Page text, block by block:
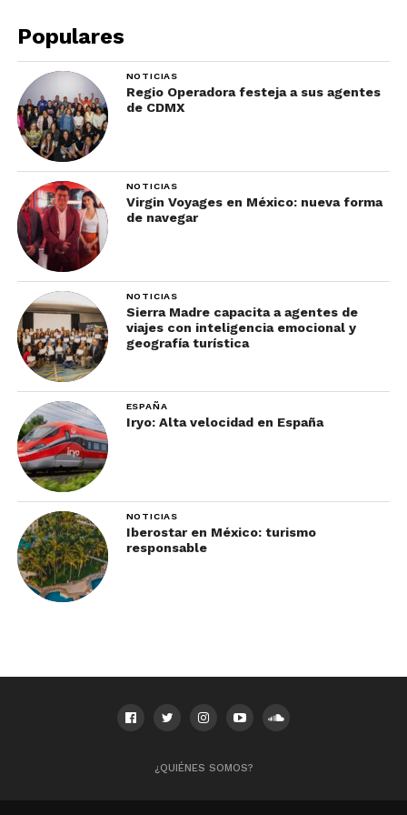
¿Te gustaría ir a Guanajuato?
¡Conoce más de estos
lugares maravillosos!
Populares
NOTICIAS
Regio Operadora festeja a sus agentes
de CDMX
NOTICIAS
Virgin Voyages en México: nueva forma
de navegar
NOTICIAS
Sierra Madre capacita a agentes de
viajes con inteligencia emocional y
geografía turística
ESPAÑA
Iryo: Alta velocidad en España
NOTICIAS
Iberostar en México: turismo
responsable
¿QUIÉNES SOMOS?